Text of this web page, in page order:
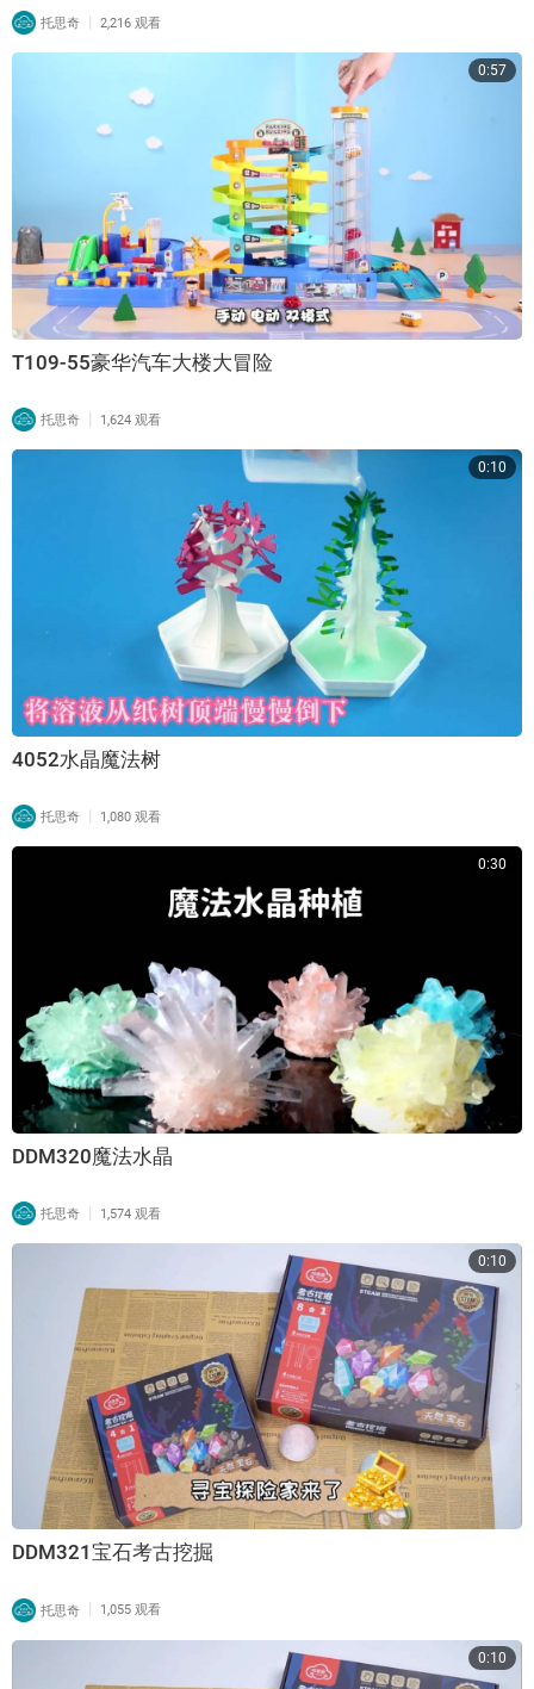
托思奇 | 2,216 观看
0:57
T109-55豪华汽车大楼大冒险
托思奇 | 1,624 观看
0:10
4052水晶魔法树
托思奇 | 1,080 观看
0:30
DDM320魔法水晶
托思奇 | 1,574 观看
0:10
DDM321宝石考古挖掘
托思奇 | 1,055 观看
0:10